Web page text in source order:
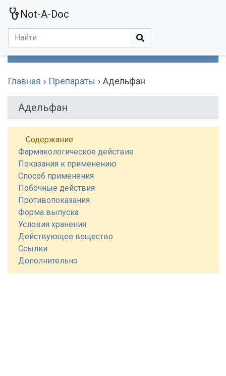
Not-A-Doc
Главная Препараты Адельфан
Адельфан
Содержание
Фармакологическое действие
Показания к применению
Способ применения
Побочные действия
Противопоказания
Форма выпуска
Условия хранения
Действующее вещество
Ссылки
Дополнительно